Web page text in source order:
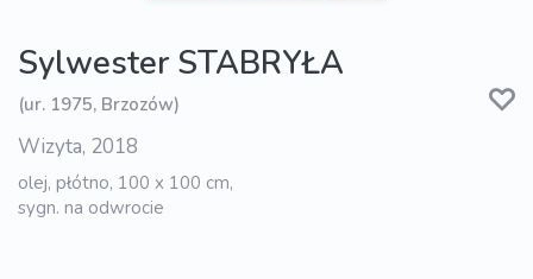
Sylwester STABRYŁA
(ur. 1975, Brzozów)
Wizyta, 2018
olej, płótno, 100 x 100 cm,
sygn. na odwrocie